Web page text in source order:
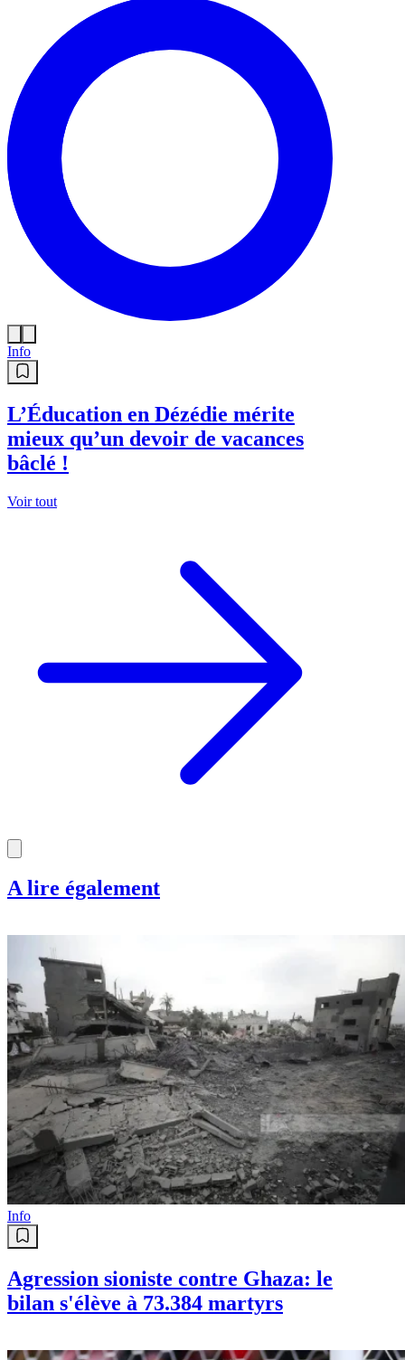
Info
L’Éducation en Dézédie mérite
mieux qu’un devoir de vacances
bâclé !
Voir tout
A lire également
Info
Agression sioniste contre Ghaza: le
bilan s'élève à 73.384 martyrs